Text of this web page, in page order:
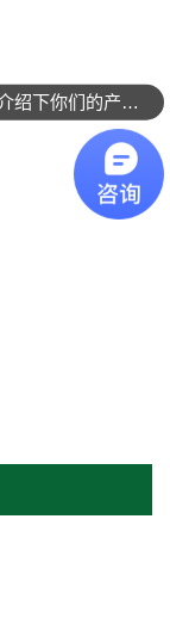
可以介绍下你们的产品么？